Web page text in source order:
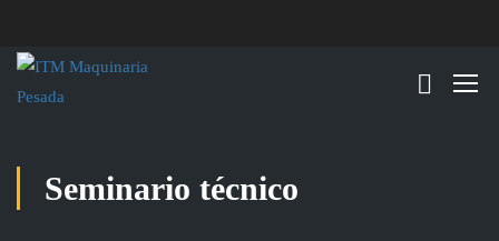
Seminario técnico